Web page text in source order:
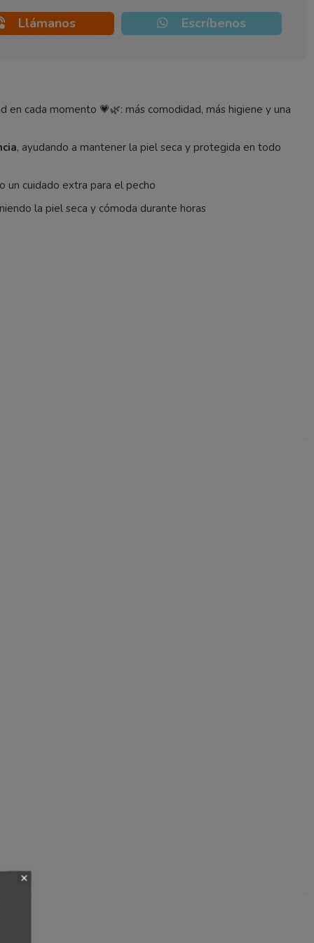
Llámanos Escríbenos
cada momento 💗🌿: más comodidad, más higiene y una
, ayudando a mantener la piel seca y protegida en todo
un cuidado extra para el pecho
la piel seca y cómoda durante horas